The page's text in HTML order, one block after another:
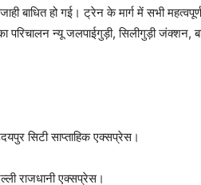
बाधित हो गई। ट्रेन के मार्ग में सभी
परिचालन न्यू जलपाईगुड़ी, सिलीगुड़ी जंक्शन,
सिटी साप्ताहिक एक्सप्रेस।
राजधानी एक्सप्रेस।